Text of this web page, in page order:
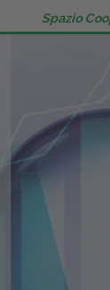
Spazio